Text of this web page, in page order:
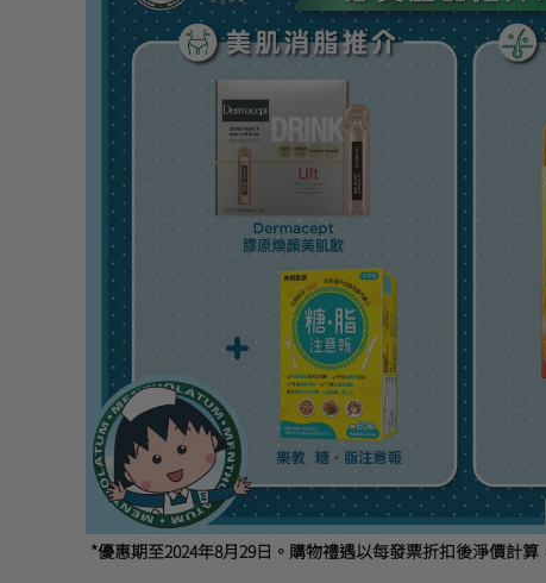
*優惠期至2024年8月29日。購物禮遇以每發票折扣後淨價計